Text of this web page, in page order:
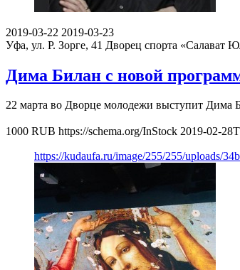
2019-03-22 2019-03-23
Уфа, ул. Р. Зорге, 41 Дворец спорта «Салават
Дима Билан с новой
22 марта во Дворце молодежи выступит Дима
1000 RUB https://schema.org/InStock 2019-02-
https://kudaufa.ru/image/255/255/uploads/